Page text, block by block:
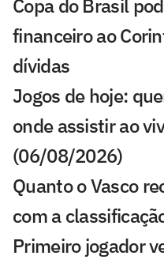
Copa do Brasil
financeiro ao
dívidas
Jogos de hoje:
onde assistir ao
(06/08/2026)
Quanto o Vasco
com a
Primeiro jogador